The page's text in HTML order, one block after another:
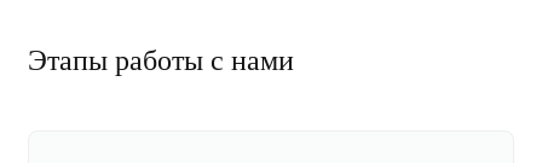
Этапы работы с нами